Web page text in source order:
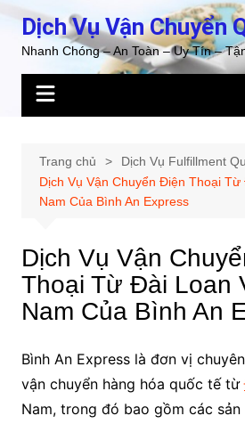
Chuyển
phần
Dịch Vụ Vận Chuyển
Nhanh Chóng – An Toàn – Uy Tín –
Trang chủ
Dịch Vụ Fulfillment
Dịch Vụ Vận Chuyển Điện Thoại
Nam Của Bình An Express
Dịch Vụ Vận
Thoại Từ Đài Loan
Nam Của Bình An
Bình An Express là đơn vị
vận chuyển hàng hóa quốc tế từ
Nam, trong đó bao gồm các